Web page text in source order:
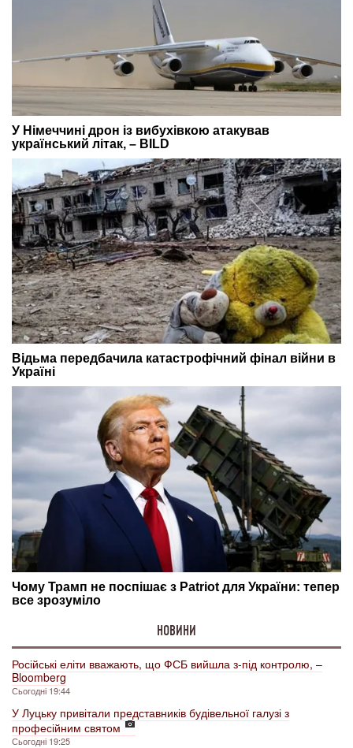
НОВИНИ
Російські еліти вважають, що ФСБ вийшла з-під контролю, –
Bloomberg
Сьогодні 19:44
У Луцьку привітали представників будівельної галузі з
професійним святом
Сьогодні 19:25